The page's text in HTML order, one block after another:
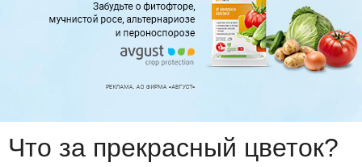
Что за прекрасный цветок?